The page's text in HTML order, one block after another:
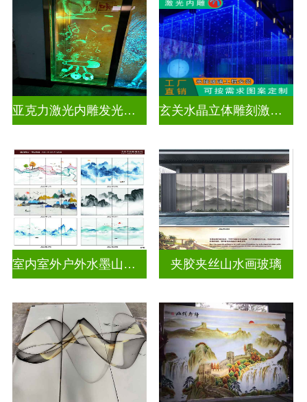
亚克力激光内雕发光通电玻璃 玄关水晶立体雕刻激光内雕发光玻璃背景墙
室内室外户外水墨山水画玻璃 夹胶夹丝山水画玻璃